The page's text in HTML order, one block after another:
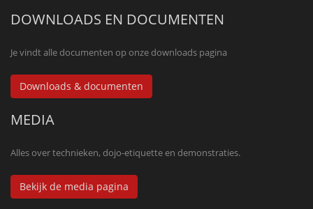
DOWNLOADS EN DOCUMENTEN
Je vindt alle documenten op onze downloads pagina
Downloads & documenten
MEDIA
Alles over technieken, dojo-etiquette en demonstraties.
Bekijk de media pagina